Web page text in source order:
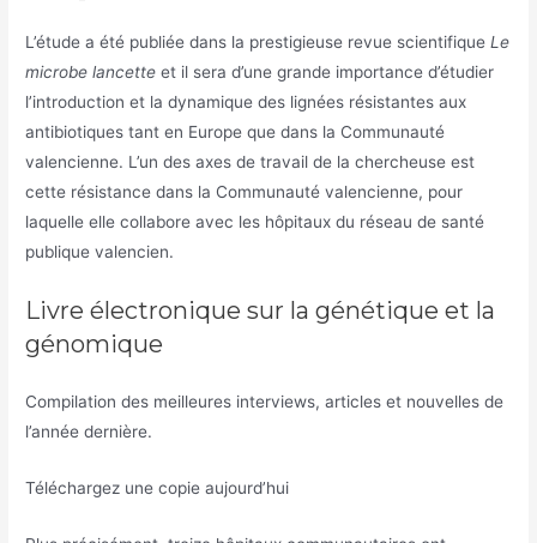
L’étude a été publiée dans la prestigieuse revue scientifiqueLe
microbe lancetteet il sera d’une grande importance d’étudier
l’introduction et la dynamique des lignées résistantes aux
antibiotiques tant en Europe que dans la Communauté
valencienne. L’un des axes de travail de la chercheuse est
cette résistance dans la Communauté valencienne, pour
laquelle elle collabore avec les hôpitaux du réseau de santé
publique valencien.
Livre électronique sur la génétique et la
génomique
Compilation des meilleures interviews, articles et nouvelles de
l’année dernière.
Téléchargez une copie aujourd’hui